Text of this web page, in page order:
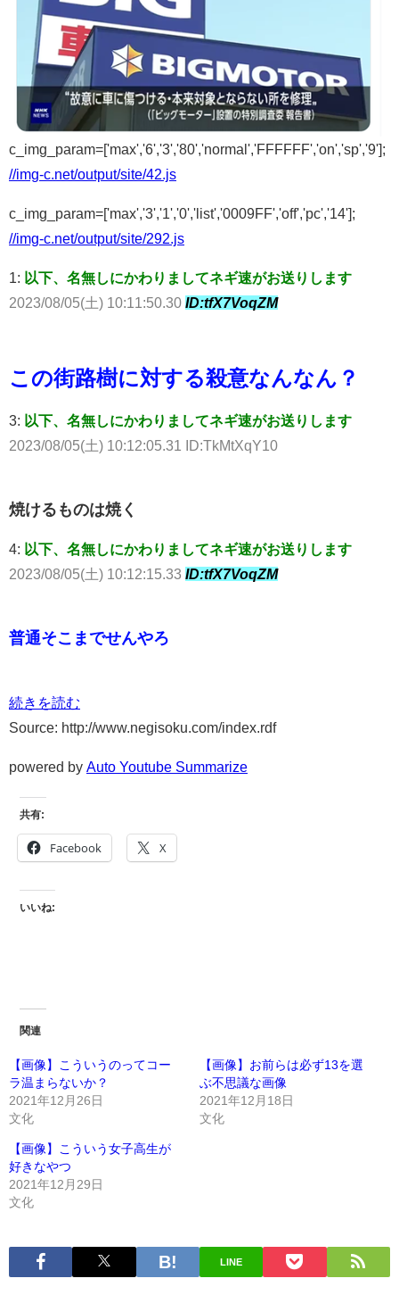
c_img_param=['max','6','3','80','normal','FFFFFF','on','sp','9'];
//img-c.net/output/site/42.js
c_img_param=['max','3','1','0','list','0009FF','off','pc','14'];
//img-c.net/output/site/292.js
1: 以下、名無しにかわりましてネギ速がお送りします
2023/08/05(土) 10:11:50.30 ID:tfX7VoqZM
この街路樹に対する殺意なんなん？
3: 以下、名無しにかわりましてネギ速がお送りします
2023/08/05(土) 10:12:05.31 ID:TkMtXqY10
焼けるものは焼く
4: 以下、名無しにかわりましてネギ速がお送りします
2023/08/05(土) 10:12:15.33 ID:tfX7VoqZM
普通そこまでせんやろ
続きを読む
Source: http://www.negisoku.com/index.rdf
powered by Auto Youtube Summarize
共有:
Facebook X
いいね:
関連
【画像】こういうのってコー
ラ温まらないか？
2021年12月26日
文化
【画像】お前らは必ず13を選
ぶ不思議な画像
2021年12月18日
文化
【画像】こういう女子高生が
好きなやつ
2021年12月29日
文化
LINE